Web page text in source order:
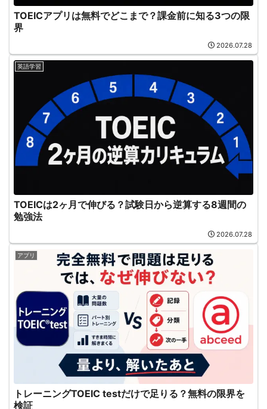
TOEICアプリは無料でどこまで？課金前に知る3つの限
界
2026.07.28
英語学習
TOEICは2ヶ月で伸びる？試験日から逆算する8週間の
勉強法
2026.07.28
アプリ
トレーニングTOEIC testだけで足りる？無料の限界を
検証